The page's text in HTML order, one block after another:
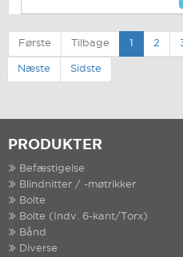
Første Tilbage 1 2
Næste Sidste
PRODUKTER
Befæstigelse
Blindnitter / -møtrikker
Bolte
Bolte (Indv. 6-kant/Torx)
Bånd
Diverse